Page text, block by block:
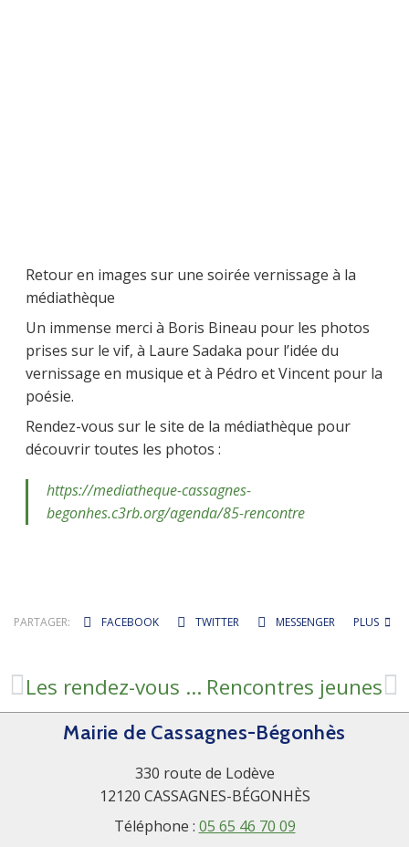
Retour en images sur une soirée vernissage à la
médiathèque
Un immense merci à Boris Bineau pour les photos
prises sur le vif, à Laure Sadaka pour l’idée du
vernissage en musique et à Pédro et Vincent pour la
poésie.
Rendez-vous sur le site de la médiathèque pour
découvrir toutes les photos :
https://mediatheque-cassagnes-
begonhes.c3rb.org/agenda/85-rencontre
PARTAGER: FACEBOOK TWITTER MESSENGER PLUS
Les rendez-vous de la retraite Rencontres jeunes
Mairie de Cassagnes-Bégonhès
330 route de Lodève
12120 CASSAGNES-BÉGONHÈS
Téléphone : 05 65 46 70 09